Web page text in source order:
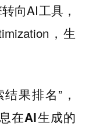
向AI工具，
，生
果排名”，
在AI生成的